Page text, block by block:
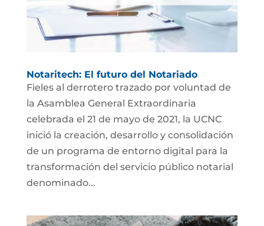
Notaritech: El futuro del Notariado
Fieles al derrotero trazado por voluntad de
la Asamblea General Extraordinaria
celebrada el 21 de mayo de 2021, la UCNC
inició la creación, desarrollo y consolidación
de un programa de entorno digital para la
transformación del servicio público notarial
denominado...